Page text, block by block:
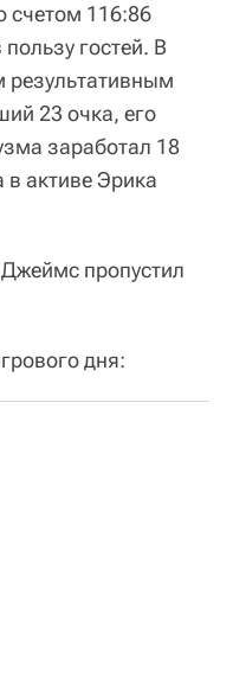
счетом 116:86
гостей. В
результативным
23 очка, его
заработал 18
активе Эрика
пропустил
дня: